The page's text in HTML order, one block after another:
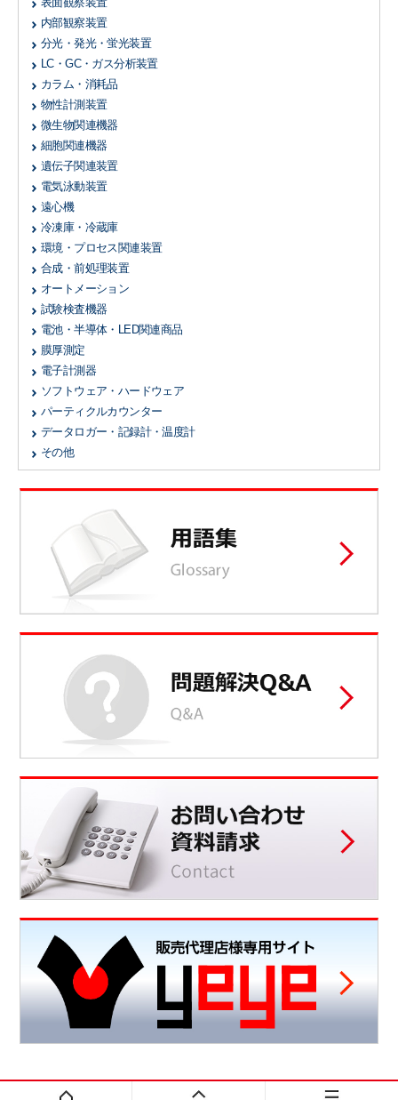
内部観察装置
分光・発光・蛍光装置
LC・GC・ガス分析装置
カラム・消耗品
物性計測装置
微生物関連機器
細胞関連機器
遺伝子関連装置
電気泳動装置
遠心機
冷凍庫・冷蔵庫
環境・プロセス関連装置
合成・前処理装置
オートメーション
試験検査機器
電池・半導体・LED関連商品
膜厚測定
電子計測器
ソフトウェア・ハードウェア
パーティクルカウンター
データロガー・記録計・温度計
その他